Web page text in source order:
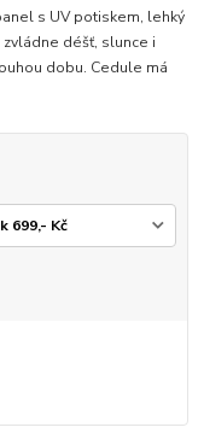
s UV potiskem, lehký
déšť, slunce i
dobu. Cedule má